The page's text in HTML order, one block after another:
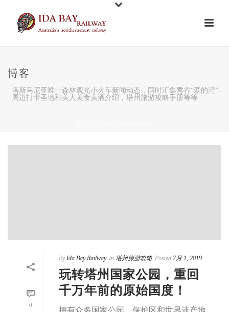
博客
塔斯马尼亚唯一森林观光小火车新闻动态，同时汇集秀谷“爱的湾”
周边打卡圣地和美人美食美酒介绍，塔州旅游攻略手册等等
0
By Ida Bay Railway In 塔州旅游攻略 Posted 7月 1, 2019
玩转塔州国家公园，重回
千万年前的原始国度！
拥有众多国家公园、保护区和世界遗产地